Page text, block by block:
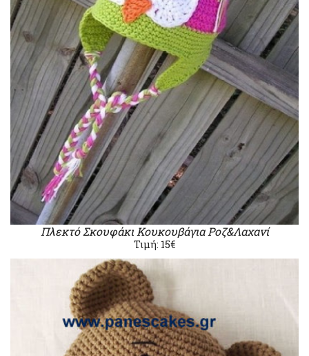
Πλεκτό Σκουφάκι Κουκουβάγια Ροζ&Λαχανί
Τιμή: 15€